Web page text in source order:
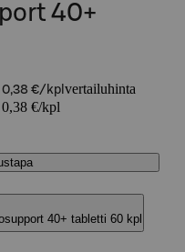
40+
0,38 €/kpl vertailuhinta
0,38 €/kpl
40+ tabletti 60 kpl